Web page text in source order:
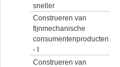
sneller
Construeren van
fijnmechanische
consumentenproducten
- I
Construeren van